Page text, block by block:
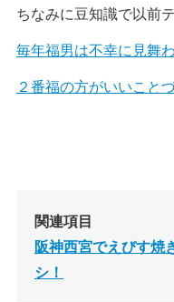
ちなみに豆知識で以前
毎年福男は不幸に見舞
２番福の方がいいこと
関連項目
阪神西宮でえびす焼
シ！